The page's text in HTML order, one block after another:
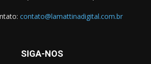
contato@lamattinadigital.com.br
SIGA-NOS